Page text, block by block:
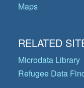
Maps
RELATED
Microdata Library
Refugee Data